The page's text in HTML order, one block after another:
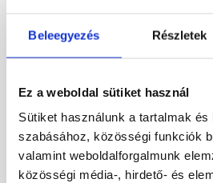
Beleegyezés Részletek
Ez a weboldal sütiket használ
Sütiket használunk a tartalmak
szabásához, közösségi funkciók
valamint weboldalforgalmunk
közösségi média-, hirdető- és
vékonyvakolat, kapart 1,5
mm 5177 rusty 25 kg
36 460 Ft/ vödör